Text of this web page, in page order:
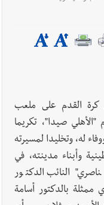
رجل الاعمال الاماراتي خلف الحبتور : 112 شهيداً
شُيّعوا في ‫غزة‬ بعد أن بقوا تحت الأنقاض منذ عام 2023: أيُعقل أن
وإلى متى تستمر هذه
كرة القدم على ملعب
صيدا"، تكريما
له، وتخليدا لمسيرته
وأبناء مدينته، في
النائب الدكتور
ممثلة بالدكتور أسامة